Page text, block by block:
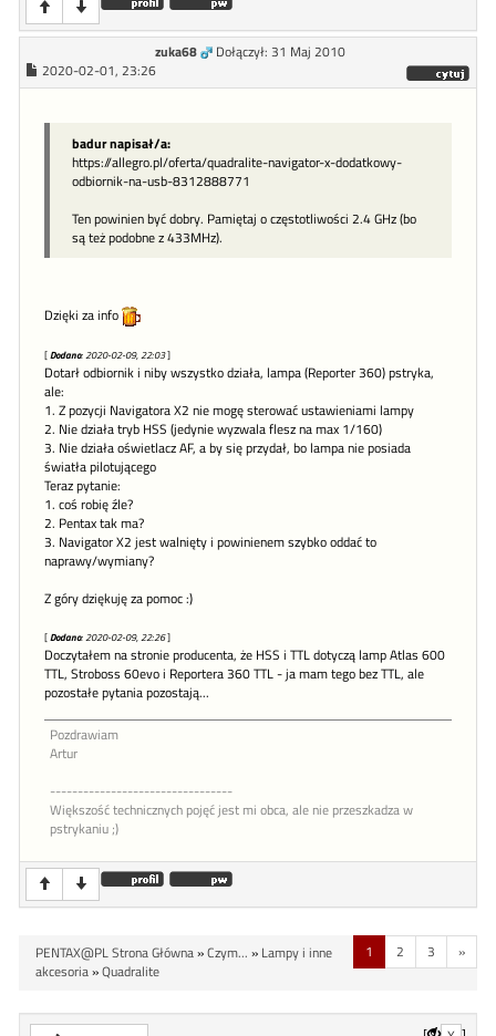
zuka68
Dołączył: 31 Maj 2010
2020-02-01, 23:26
badur napisał/a:
https://allegro.pl/oferta/quadralite-navigator-x-dodatkowy-
odbiornik-na-usb-8312888771
Ten powinien być dobry. Pamiętaj o częstotliwości 2.4 GHz (bo
są też podobne z 433MHz).
Dzięki za info
[Dodano: 2020-02-09, 22:03]
Dotarł odbiornik i niby wszystko działa, lampa (Reporter 360) pstryka,
ale:
1. Z pozycji Navigatora X2 nie mogę sterować ustawieniami lampy
2. Nie działa tryb HSS (jedynie wyzwala flesz na max 1/160)
3. Nie działa oświetlacz AF, a by się przydał, bo lampa nie posiada
światła pilotującego
Teraz pytanie:
1. coś robię źle?
2. Pentax tak ma?
3. Navigator X2 jest walnięty i powinienem szybko oddać to
naprawy/wymiany?
Z góry dziękuję za pomoc :)
[Dodano: 2020-02-09, 22:26]
Doczytałem na stronie producenta, że HSS i TTL dotyczą lamp Atlas 600
TTL, Stroboss 60evo i Reportera 360 TTL - ja mam tego bez TTL, ale
pozostałe pytania pozostają...
Pozdrawiam
Artur
---------------------------------
Większość technicznych pojęć jest mi obca, ale nie przeszkadza w
pstrykaniu ;)
1 2 3 »
PENTAX@PL Strona Główna»Czym... » Lampy i inne
akcesoria»Quadralite